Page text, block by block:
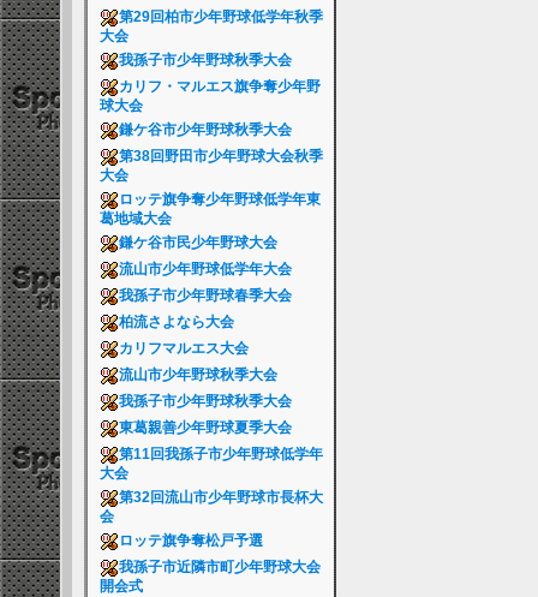
第29回柏市少年野球低学年秋季
大会
我孫子市少年野球秋季大会
カリフ・マルエス旗争奪少年野
球大会
鎌ケ谷市少年野球秋季大会
第38回野田市少年野球大会秋季
大会
ロッテ旗争奪少年野球低学年東
葛地域大会
鎌ケ谷市民少年野球大会
流山市少年野球低学年大会
我孫子市少年野球春季大会
柏流さよなら大会
カリフマルエス大会
流山市少年野球秋季大会
我孫子市少年野球秋季大会
東葛親善少年野球夏季大会
第11回我孫子市少年野球低学年
大会
第32回流山市少年野球市長杯大
会
ロッテ旗争奪松戸予選
我孫子市近隣市町少年野球大会
開会式